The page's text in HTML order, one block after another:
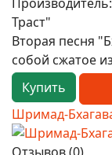
Траст"
Вторая песня
собой сжатое
Купить
Шримад-